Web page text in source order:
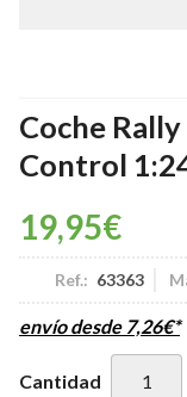
Coche
Control
19,95€
Ref.: 63363
envío desde 7,26€*
Cantidad